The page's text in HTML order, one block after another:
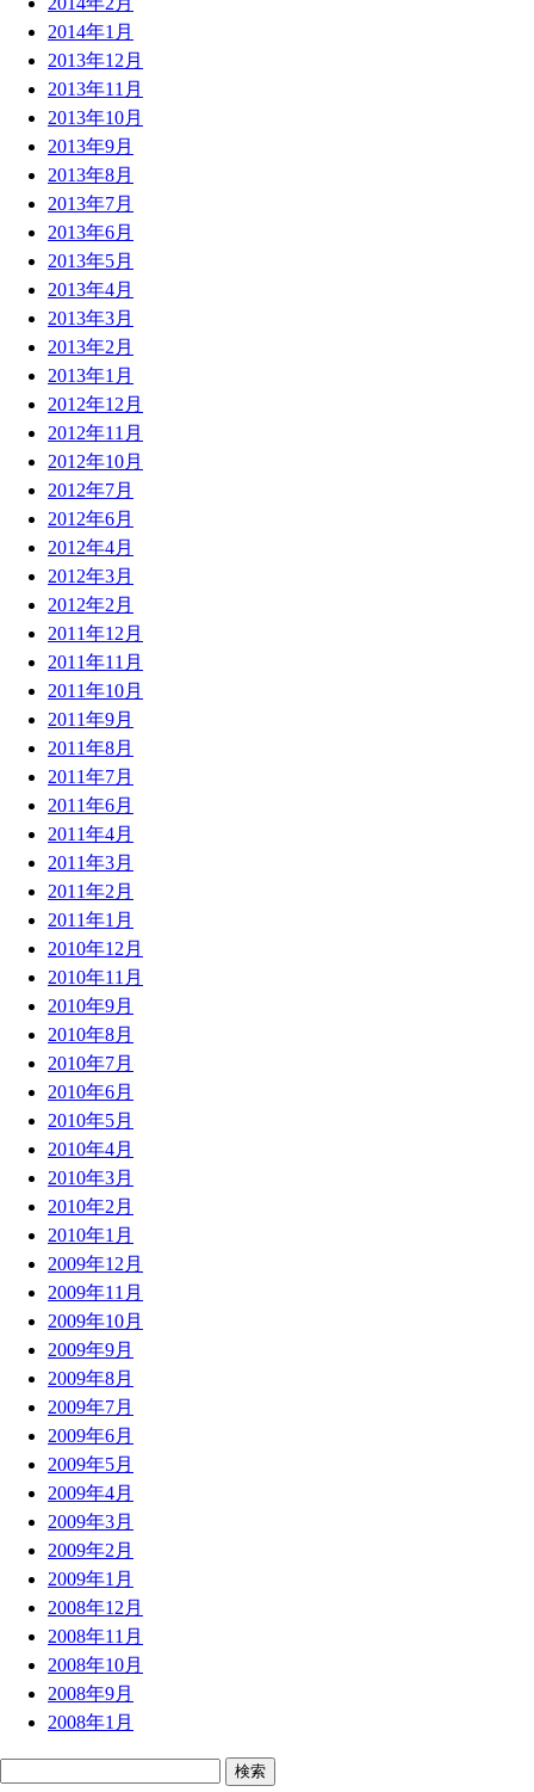
2014年1月
2013年12月
2013年11月
2013年10月
2013年9月
2013年8月
2013年7月
2013年6月
2013年5月
2013年4月
2013年3月
2013年2月
2013年1月
2012年12月
2012年11月
2012年10月
2012年7月
2012年6月
2012年4月
2012年3月
2012年2月
2011年12月
2011年11月
2011年10月
2011年9月
2011年8月
2011年7月
2011年6月
2011年4月
2011年3月
2011年2月
2011年1月
2010年12月
2010年11月
2010年9月
2010年8月
2010年7月
2010年6月
2010年5月
2010年4月
2010年3月
2010年2月
2010年1月
2009年12月
2009年11月
2009年10月
2009年9月
2009年8月
2009年7月
2009年6月
2009年5月
2009年4月
2009年3月
2009年2月
2009年1月
2008年12月
2008年11月
2008年10月
2008年9月
2008年1月